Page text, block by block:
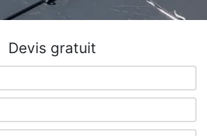
Devis gratuit